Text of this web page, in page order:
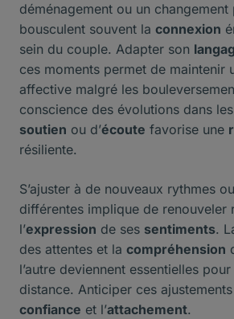
déménagement ou un
bousculent souvent la connexion
sein du couple. Adapter son
ces moments permet de maintenir
affective malgré les
conscience des évolutions dans
soutien ou d’écoute favorise une
résiliente.
S’ajuster à de nouveaux rythmes
différentes implique de renouveler
l’expression de ses sentiments.
des attentes et la compréhension
l’autre deviennent essentielles
distance. Anticiper ces
confiance et l’attachement.